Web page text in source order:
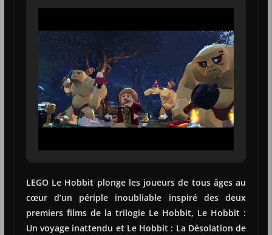
LEGO Le Hobbit plonge les joueurs de tous âges au
cœur d’un périple inoubliable inspiré des deux
premiers films de la trilogie Le Hobbit, Le Hobbit :
Un voyage inattendu et Le Hobbit : La Désolation de